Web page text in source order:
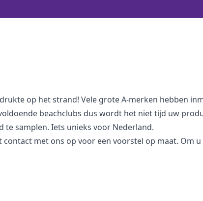
op het strand! Vele grote A-merken hebben
beachclubs dus wordt het niet tijd uw
samplen. Iets unieks voor Nederland.
met ons op voor een voorstel op maat. Om